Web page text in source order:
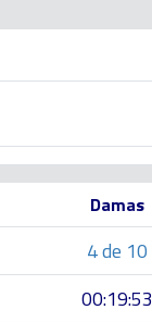
Damas
4 de 10
00:19:53